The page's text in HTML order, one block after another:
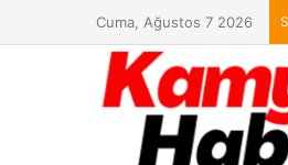
Cuma, Ağustos 7 2026